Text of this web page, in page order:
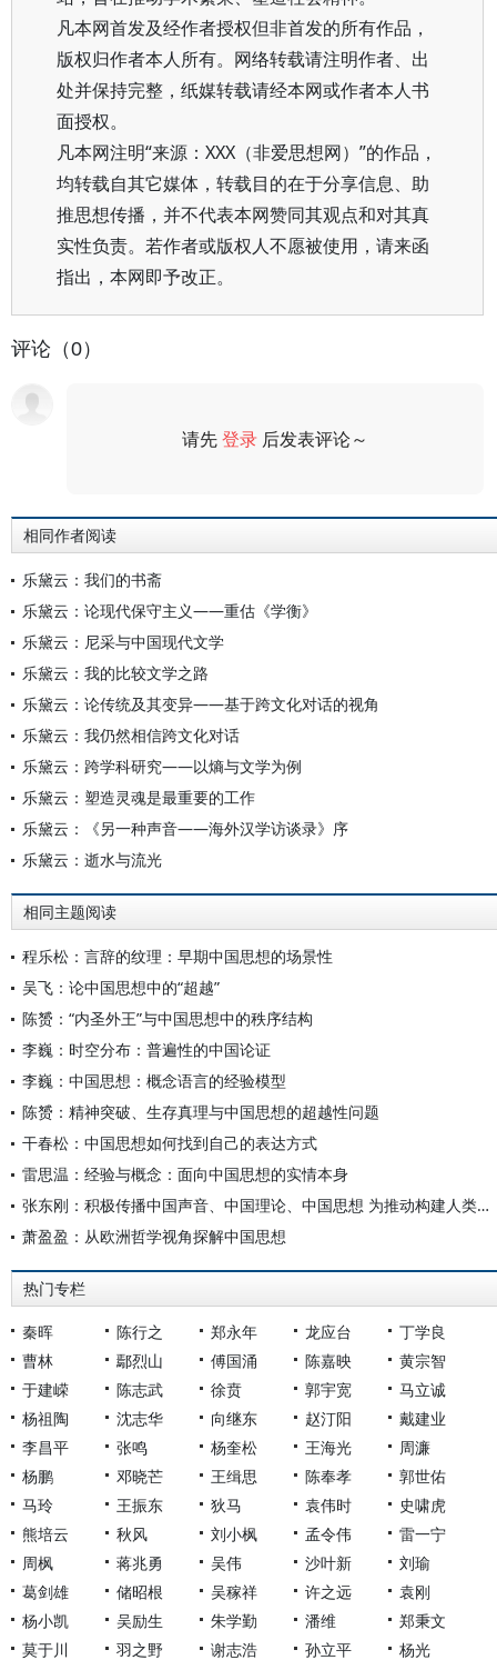
凡本网首发及经作者授权但非首发的所有作品，
版权归作者本人所有。网络转载请注明作者、出
处并保持完整，纸媒转载请经本网或作者本人书
面授权。
凡本网注明“来源：XXX（非爱思想网）”的作品，
均转载自其它媒体，转载目的在于分享信息、助
推思想传播，并不代表本网赞同其观点和对其真
实性负责。若作者或版权人不愿被使用，请来函
指出，本网即予改正。
评论（0）
请先登录 后发表评论～
相同作者阅读
乐黛云：我们的书斋
乐黛云：论现代保守主义——重估《学衡》
乐黛云：尼采与中国现代文学
乐黛云：我的比较文学之路
乐黛云：论传统及其变异——基于跨文化对话的视角
乐黛云：我仍然相信跨文化对话
乐黛云：跨学科研究——以熵与文学为例
乐黛云：塑造灵魂是最重要的工作
乐黛云：《另一种声音——海外汉学访谈录》序
乐黛云：逝水与流光
相同主题阅读
程乐松：言辞的纹理：早期中国思想的场景性
吴飞：论中国思想中的“超越”
陈赟：“内圣外王”与中国思想中的秩序结构
李巍：时空分布：普遍性的中国论证
李巍：中国思想：概念语言的经验模型
陈赟：精神突破、生存真理与中国思想的超越性问题
干春松：中国思想如何找到自己的表达方式
雷思温：经验与概念：面向中国思想的实情本身
张东刚：积极传播中国声音、中国理论、中国思想 为推动构建人类命运共同体注入强劲动力
萧盈盈：从欧洲哲学视角探解中国思想
热门专栏
秦晖 陈行之 郑永年 龙应台
丁学良
曹林
鄢烈山 傅国涌 陈嘉映
黄宗智
于建嵘
陈志武 徐贲 郭宇宽
马立诚
杨祖陶
沈志华 向继东 赵汀阳
戴建业
李昌平
张鸣 杨奎松 王海光
周濂
杨鹏
邓晓芒 王缉思 陈奉孝
郭世佑
马玲
王振东 狄马 袁伟时
史啸虎
熊培云
秋风 刘小枫 孟令伟
雷一宁
周枫
蒋兆勇 吴伟 沙叶新
刘瑜
葛剑雄
储昭根 吴稼祥 许之远
袁刚
杨小凯
吴励生 朱学勤 潘维
郑秉文
莫于川
羽之野 谢志浩 孙立平 杨光